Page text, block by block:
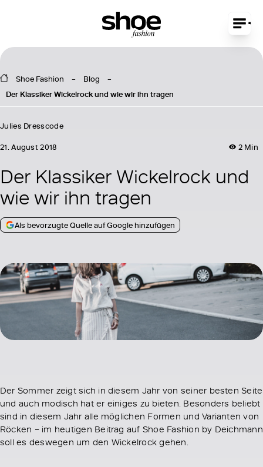
Shoe Fashion
Blog
Der Klassiker Wickelrock und wie wir ihn tragen
Julies Dresscode
2 Min
21. August 2018
Der Klassiker Wickelrock und
wie wir ihn tragen
Als bevorzugte Quelle auf Google hinzufügen
Der Sommer zeigt sich in diesem Jahr von seiner besten Seite
und auch modisch hat er einiges zu bieten. Besonders beliebt
sind in diesem Jahr alle möglichen Formen und Varianten von
Röcken – im heutigen Beitrag auf Shoe Fashion by Deichmann
soll es deswegen um den Wickelrock gehen.